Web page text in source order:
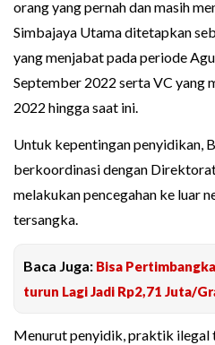
orang yang pernah dan masih
Simbajaya Utama ditetapkan
yang menjabat pada periode
September 2022 serta VC yang
2022 hingga saat ini.
Untuk kepentingan penyidikan,
berkoordinasi dengan
melakukan pencegahan ke luar
tersangka.
Baca Juga: Bisa
turun Lagi Jadi Rp2,71 Juta/
Menurut penyidik, praktik ilegal